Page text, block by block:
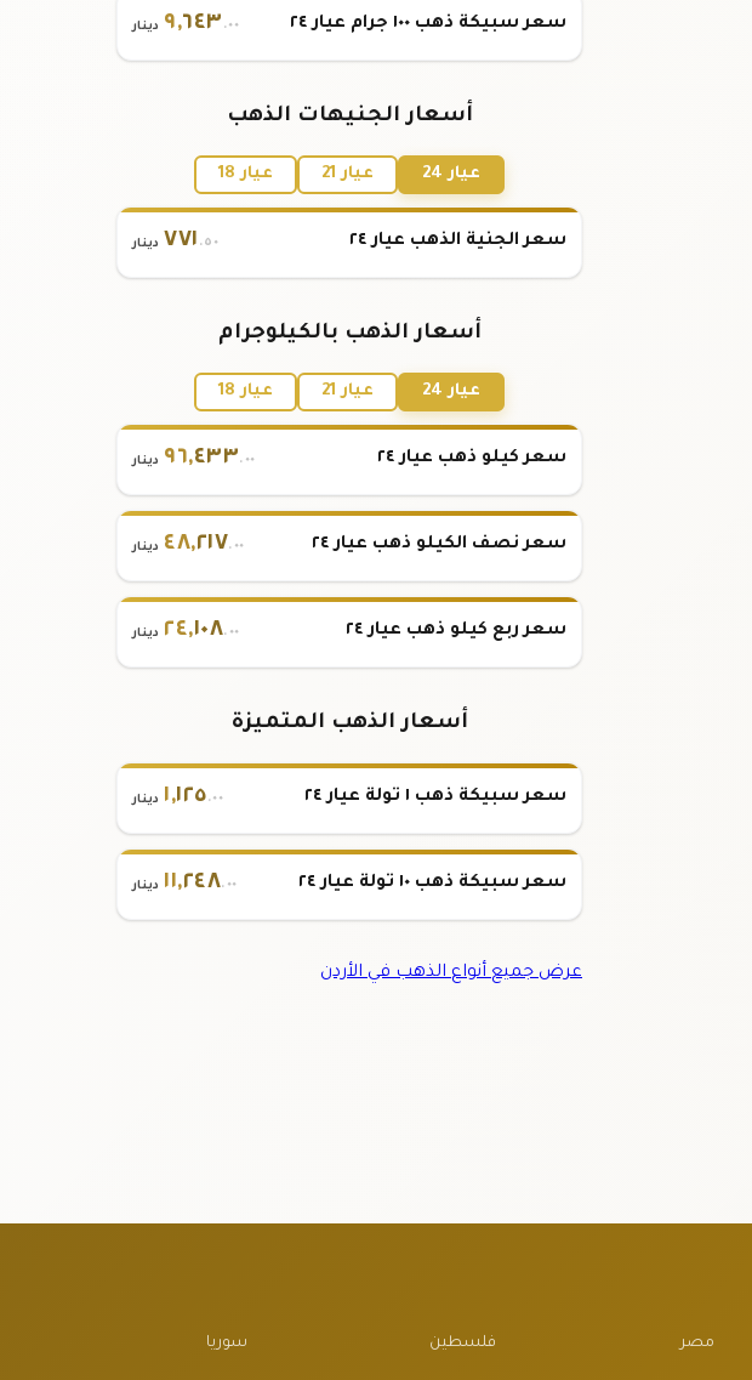
سعر سبيكة ذهب ١٠٠ جرام عيار ٢٤ ٩,٦٤٣ .٠٠ دينار
أسعار الجنيهات الذهب
عيار 24 عيار 21 عيار 18
سعر الجنية الذهب عيار ٢٤ ٧٧١ .٥٠ دينار
أسعار الذهب بالكيلوجرام
عيار 24 عيار 21 عيار 18
سعر كيلو ذهب عيار ٢٤ ٩٦,٤٣٣.٠٠ دينار
سعر نصف الكيلو ذهب عيار ٢٤ ٤٨,٢١٧.٠٠ دينار
سعر ربع كيلو ذهب عيار ٢٤ ٢٤,١٠٨.٠٠ دينار
أسعار الذهب المتميزة
سعر سبيكة ذهب ١ تولة عيار ٢٤ ١,١٢٥.٠٠ دينار
سعر سبيكة ذهب ١٠ تولة عيار ٢٤ ١١,٢٤٨.٠٠ دينار
عرض جميع أنواع الذهب في الأردن
مصر فلسطين سوريا